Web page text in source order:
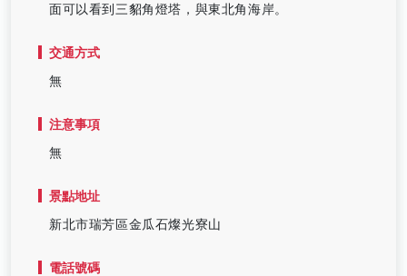
面可以看到三貂角燈塔，與東北角海岸。
交通方式
無
注意事項
無
景點地址
新北市瑞芳區金瓜石燦光寮山
電話號碼